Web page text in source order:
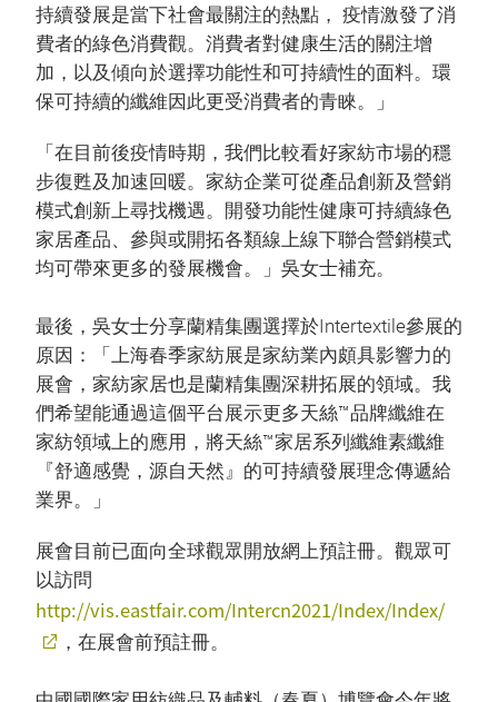
持續發展是當下社會最關注的熱點， ​​疫情激發了消
費者的綠色消費觀。消費者對健康生活的關注增
加，以及傾向於選擇功能性和可持續性的面料。環
保可持續的纖維因此更受消費者的青睞。」
「在目前後疫情時期，我們比較看好家紡市場的穩
步復甦及加速回暖。家紡企業可從產品創新及營銷
模式創新上尋找機遇。開發功能性健康可持續綠色
家居產品、參與或開拓各類線上線下聯合營銷模式
均可帶來更多的發展機會。」吳女士補充。
最後，吳女士分享蘭精集團選擇於Intertextile參展的
原因：「上海春季家紡展是家紡業內頗具影響力的
展會，家紡家居也是蘭精集團深耕拓展的領域。我
們希望能通過這個平台展示更多天絲™品牌纖維在
家紡領域上的應用，將天絲™家居系列纖維素纖維
『舒適感覺，源自天然』的可持續發展理念傳遞給
業界。」
展會目前已面向全球觀眾開放網上預註冊。觀眾可
以訪問
http://vis.eastfair.com/Intercn2021/Index/Index/
，在展會前預註冊。